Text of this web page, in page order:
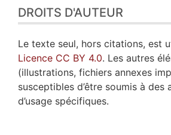
DROITS D'AUTEUR
Le texte seul, hors citations, est
Licence CC BY 4.0. Les autres
(illustrations, fichiers annexes
susceptibles d’être soumis à des
d’usage spécifiques.